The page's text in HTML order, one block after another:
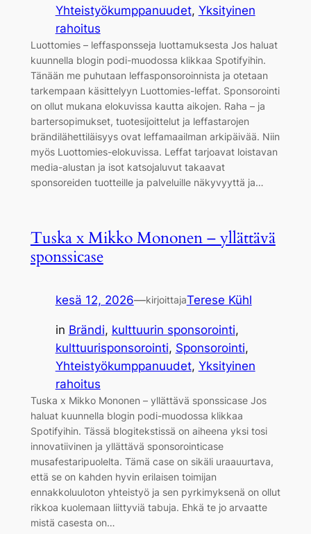
Yhteistyökumppanuudet, Yksityinen
rahoitus
Luottomies – leffasponsseja luottamuksesta Jos haluat
kuunnella blogin podi-muodossa klikkaa Spotifyihin.
Tänään me puhutaan leffasponsoroinnista ja otetaan
tarkempaan käsittelyyn Luottomies-leffat. Sponsorointi
on ollut mukana elokuvissa kautta aikojen. Raha – ja
bartersopimukset, tuotesijoittelut ja leffastarojen
brändilähettiläisyys ovat leffamaailman arkipäivää. Niin
myös Luottomies-elokuvissa. Leffat tarjoavat loistavan
media-alustan ja isot katsojaluvut takaavat
sponsoreiden tuotteille ja palveluille näkyvyyttä ja…
Tuska x Mikko Mononen – yllättävä
sponssicase
kesä 12, 2026—kirjoittajaTerese Kühl
in Brändi, kulttuurin sponsorointi
kulttuurisponsorointi, Sponsorointi
Yhteistyökumppanuudet, Yksityinen
rahoitus
Tuska x Mikko Mononen – yllättävä sponssicase Jos
haluat kuunnella blogin podi-muodossa klikkaa
Spotifyihin. Tässä blogitekstissä on aiheena yksi tosi
innovatiivinen ja yllättävä sponsorointicase
musafestaripuolelta. Tämä case on sikäli uraauurtava,
että se on kahden hyvin erilaisen toimijan
ennakkoluuloton yhteistyö ja sen pyrkimyksenä on ollut
rikkoa kuolemaan liittyviä tabuja. Ehkä te jo arvaatte
mistä casesta on…